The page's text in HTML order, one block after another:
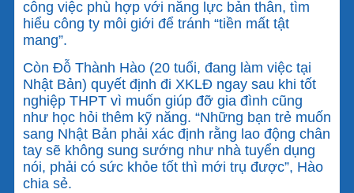
công việc phù hợp với năng lực bản thân, tìm
hiểu công ty môi giới để tránh “tiền mất tật
mang”.
Còn Đỗ Thành Hào (20 tuổi, đang làm việc tại
Nhật Bản) quyết định đi XKLĐ ngay sau khi tốt
nghiệp THPT vì muốn giúp đỡ gia đình cũng
như học hỏi thêm kỹ năng. “Những bạn trẻ muốn
sang Nhật Bản phải xác định rằng lao động chân
tay sẽ không sung sướng như nhà tuyển dụng
nói, phải có sức khỏe tốt thì mới trụ được”, Hào
chia sẻ.